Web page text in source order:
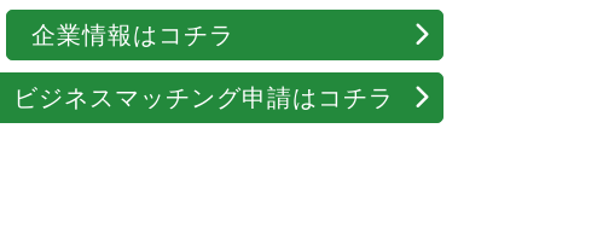
企業情報はコチラ
ビジネスマッチング申請はコチラ